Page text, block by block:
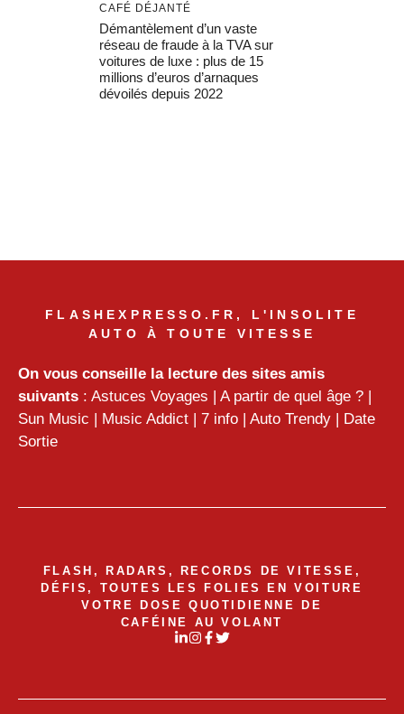
CAFÉ DÉJANTÉ
Démantèlement d’un vaste
réseau de fraude à la TVA sur
voitures de luxe : plus de 15
millions d’euros d’arnaques
dévoilés depuis 2022
FLASHEXPRESSO.FR, L'INSOLITE
AUTO À TOUTE VITESSE
On vous conseille la lecture des sites amis
suivants : Astuces Voyages | A partir de quel âge ? |
Sun Music | Music Addict | 7 info | Auto Trendy | Date
Sortie
FLASH, RADARS, RECORDS DE VITESSE,
DÉFIS, TOUTES LES FOLIES EN VOITURE
VOTRE DOSE QUOTIDIENNE DE
CAFÉINE AU VOLANT